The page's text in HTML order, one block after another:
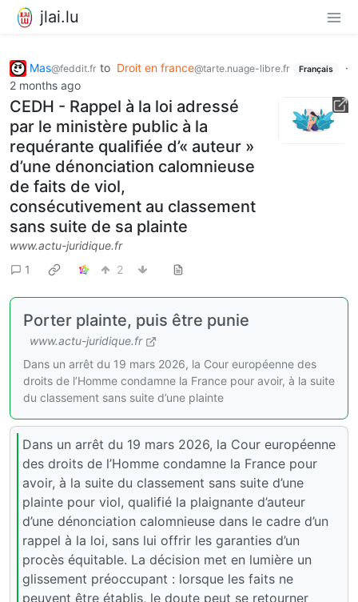
jlai.lu
Mas@feddit.fr to Droit en france@tarte.nuage-libre.fr Français
·
2 months ago
CEDH - Rappel à la loi adressé
par le ministère public à la
requérante qualifiée d’« auteur »
d’une dénonciation calomnieuse
de faits de viol,
consécutivement au classement
sans suite de sa plainte
www.actu-juridique.fr
1
2
Porter plainte, puis être punie
www.actu-juridique.fr
Dans un arrêt du 19 mars 2026, la Cour européenne des
droits de l’Homme condamne la France pour avoir, à la suite
du classement sans suite d’une plainte
Dans un arrêt du 19 mars 2026, la Cour européenne
des droits de l’Homme condamne la France pour
avoir, à la suite du classement sans suite d’une
plainte pour viol, qualifié la plaignante d’auteur
d’une dénonciation calomnieuse dans le cadre d’un
rappel à la loi, sans lui offrir les garanties d’un
procès équitable. La décision met en lumière un
glissement préoccupant : lorsque les faits ne
peuvent être établis, le doute peut se retourner